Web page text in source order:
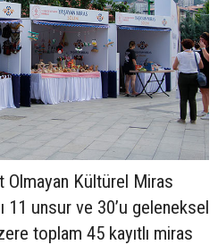
Olmayan Kültürel Miras
11 unsur ve 30’u geleneksel
toplam 45 kayıtlı miras